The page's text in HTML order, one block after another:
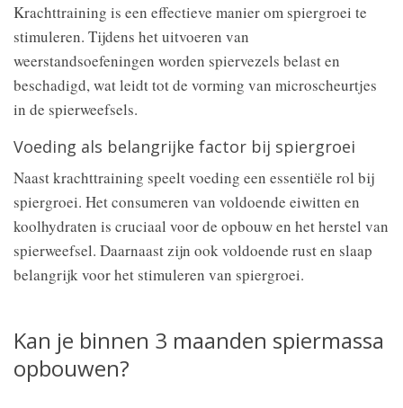
Krachttraining is een effectieve manier om spiergroei te
stimuleren. Tijdens het uitvoeren van
weerstandsoefeningen worden spiervezels belast en
beschadigd, wat leidt tot de vorming van microscheurtjes
in de spierweefsels.
Voeding als belangrijke factor bij spiergroei
Naast krachttraining speelt voeding een essentiële rol bij
spiergroei. Het consumeren van voldoende eiwitten en
koolhydraten is cruciaal voor de opbouw en het herstel van
spierweefsel. Daarnaast zijn ook voldoende rust en slaap
belangrijk voor het stimuleren van spiergroei.
Kan je binnen 3 maanden spiermassa
opbouwen?